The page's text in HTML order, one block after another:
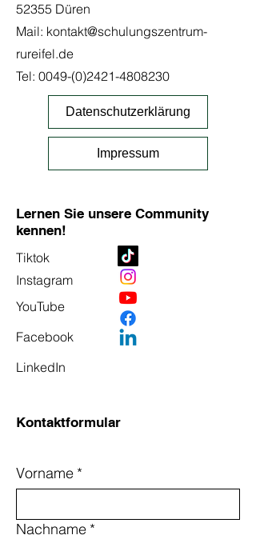
52355 Düren
Mail: kontakt@schulungszentrum-
rureifel.de
Tel: 0049-(0)2421-4808230
Datenschutzerklärung
Impressum
Lernen Sie unsere Community
kennen!
Tiktok
Instagram
YouTube
Facebook
LinkedIn
Kontaktformular
Vorname *
Nachname *